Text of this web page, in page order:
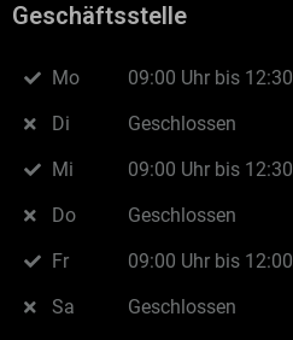
Geschäftsstelle
Mo
Di
Mi
Do
Fr
Sa
09:00 Uhr bis 12:30
Geschlossen
09:00 Uhr bis 12:30
Geschlossen
09:00 Uhr bis 12:00
Geschlossen